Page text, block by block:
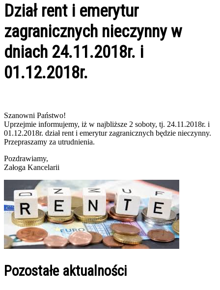
Dział rent i emerytur
zagranicznych nieczynny w
dniach 24.11.2018r. i
01.12.2018r.
Szanowni Państwo!
Uprzejmie informujemy, iż w najbliższe 2 soboty, tj. 24.11.2018r. i
01.12.2018r. dział rent i emerytur zagranicznych będzie nieczynny.
Przepraszamy za utrudnienia.
Pozdrawiamy,
Załoga Kancelarii
Pozostałe aktualności